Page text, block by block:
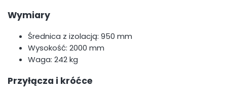
Wymiary
Średnica z izolacją: 950 mm
Wysokość: 2000 mm
Waga: 242 kg
Przyłącza i króćce